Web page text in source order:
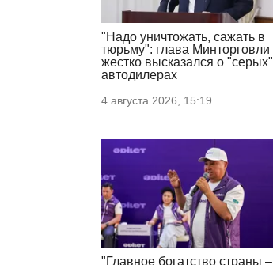
"Надо уничтожать, сажать в
тюрьму": глава Минторговли
жестко высказался о "серых"
автодилерах
4 августа 2026, 15:19
"Главное богатство страны –